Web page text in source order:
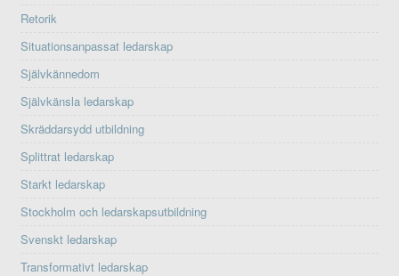
Retorik
Situationsanpassat ledarskap
Självkännedom
Självkänsla ledarskap
Skräddarsydd utbildning
Splittrat ledarskap
Starkt ledarskap
Stockholm och ledarskapsutbildning
Svenskt ledarskap
Transformativt ledarskap